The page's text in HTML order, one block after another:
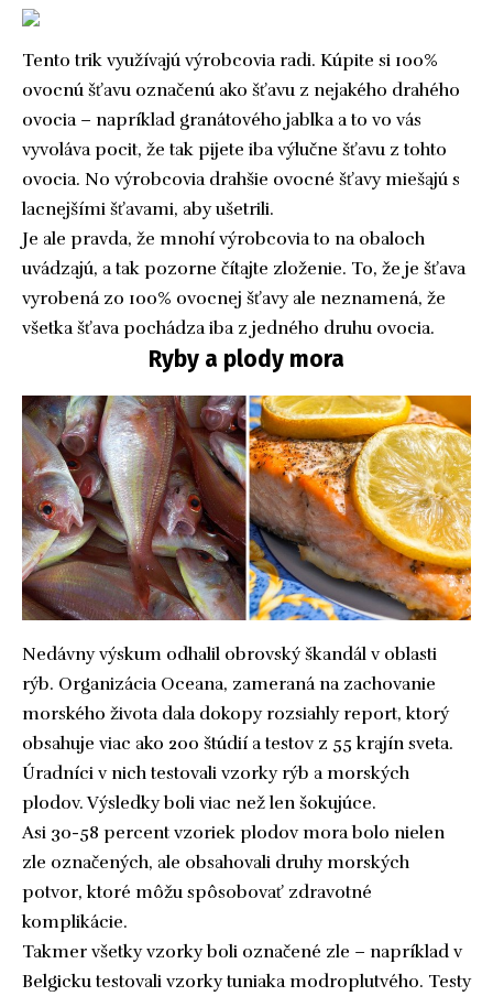
Tento trik využívajú výrobcovia radi. Kúpite si 100%
ovocnú šťavu označenú ako šťavu z nejakého drahého
ovocia – napríklad granátového jablka a to vo vás
vyvoláva pocit, že tak pijete iba výlučne šťavu z tohto
ovocia. No výrobcovia drahšie ovocné šťavy miešajú s
lacnejšími šťavami, aby ušetrili.
Je ale pravda, že mnohí výrobcovia to na obaloch
uvádzajú, a tak pozorne čítajte zloženie. To, že je šťava
vyrobená zo 100% ovocnej šťavy ale neznamená, že
všetka šťava pochádza iba z jedného druhu ovocia.
Ryby a plody mora
Nedávny výskum odhalil obrovský škandál v oblasti
rýb. Organizácia Oceana, zameraná na zachovanie
morského života dala dokopy rozsiahly report, ktorý
obsahuje viac ako 200 štúdií a testov z 55 krajín sveta.
Úradníci v nich testovali vzorky rýb a morských
plodov. Výsledky boli viac než len šokujúce.
Asi 30-58 percent vzoriek plodov mora bolo nielen
zle označených, ale obsahovali druhy morských
potvor, ktoré môžu spôsobovať zdravotné
komplikácie.
Takmer všetky vzorky boli označené zle – napríklad v
Belgicku testovali vzorky tuniaka modroplutvého. Testy